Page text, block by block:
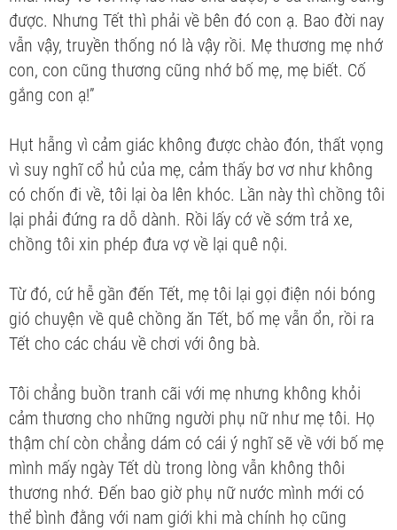
được. Nhưng Tết thì phải về bên đó con ạ. Bao đời nay
vẫn vậy, truyền thống nó là vậy rồi. Mẹ thương mẹ nhớ
con, con cũng thương cũng nhớ bố mẹ, mẹ biết. Cố
gắng con ạ!”
Hụt hẫng vì cảm giác không được chào đón, thất vọng
vì suy nghĩ cổ hủ của mẹ, cảm thấy bơ vơ như không
có chốn đi về, tôi lại òa lên khóc. Lần này thì chồng tôi
lại phải đứng ra dỗ dành. Rồi lấy cớ về sớm trả xe,
chồng tôi xin phép đưa vợ về lại quê nội.
Từ đó, cứ hễ gần đến Tết, mẹ tôi lại gọi điện nói bóng
gió chuyện về quê chồng ăn Tết, bố mẹ vẫn ổn, rồi ra
Tết cho các cháu về chơi với ông bà.
Tôi chẳng buồn tranh cãi với mẹ nhưng không khỏi
cảm thương cho những người phụ nữ như mẹ tôi. Họ
thậm chí còn chẳng dám có cái ý nghĩ sẽ về với bố mẹ
mình mấy ngày Tết dù trong lòng vẫn không thôi
thương nhớ. Đến bao giờ phụ nữ nước mình mới có
thể bình đằng với nam giới khi mà chính họ cũng